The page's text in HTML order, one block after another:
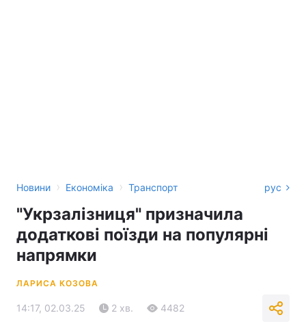
Новини › Економіка › Транспорт рус
"Укрзалізниця" призначила
додаткові поїзди на популярні
напрямки
ЛАРИСА КОЗОВА
14:17, 02.03.25 2 хв. 4482